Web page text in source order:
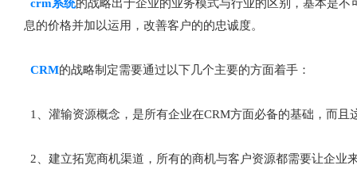
涵盖多种售前/后服务元素功能和接入
互联网等相关信息技术的发展是支撑
互联网金融模式发展的基石，给...
通过数字化方
crm系统的战略出于企业的业务模式与行业的区别，基本是
息的价格并加以运用，改善客户的的忠诚度。
CRM的战略制定需要通过以下几个主要的方面着手：
1、灌输资源概念，是所有企业在CRM方面必备的基础，而
2、建立拓宽商机渠道，所有的商机与客户资源都需要让企业